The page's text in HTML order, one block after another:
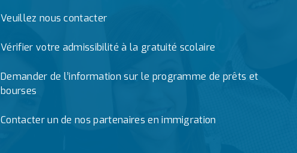
Veuillez nous contacter
Vérifier votre admissibilité à la gratuité scolaire
Demander de l’information sur le programme de prêts et
bourses
Contacter un de nos partenaires en immigration